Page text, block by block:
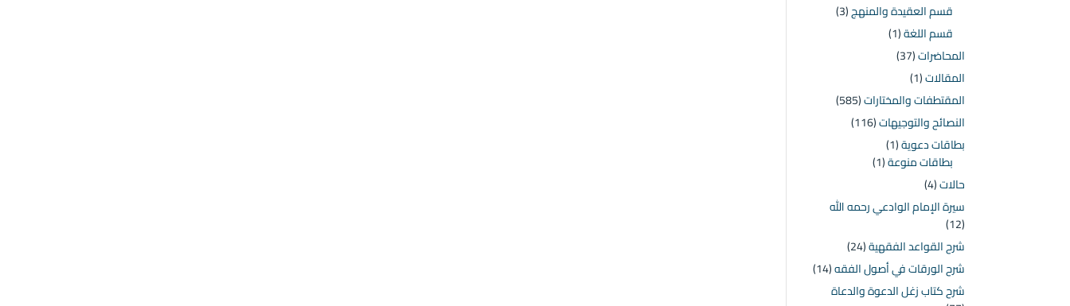
قسم العقيدة والمنهج(3)
قسم اللغة(1)
المحاضرات(37)
المقالات(1)
المقتطفات والمختارات(585)
النصائح والتوجيهات(116)
بطاقات دعوية(1)
بطاقات منوعة(1)
حالات(4)
سيرة الإمام الوادعي رحمه الله
(12)
شرح القواعد الفقهية(24)
شرح الورقات في أصول الفقه(14)
شرح كتاب زغل الدعوة والدعاة